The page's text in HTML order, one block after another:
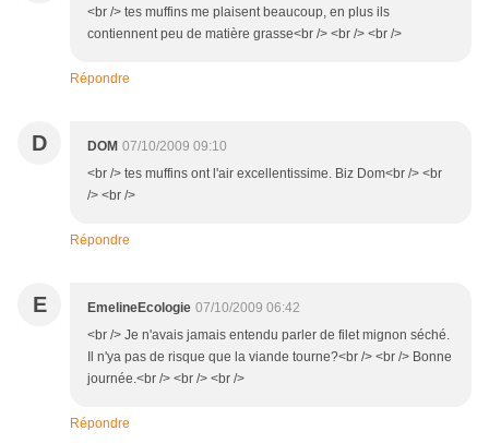
<br /> tes muffins me plaisent beaucoup, en plus ils
contiennent peu de matière grasse<br /> <br /> <br />
Répondre
D DOM 07/10/2009 09:10
<br /> tes muffins ont l'air excellentissime. Biz Dom<br /> <br
/> <br />
Répondre
E EmelineEcologie 07/10/2009 06:42
<br /> Je n'avais jamais entendu parler de filet mignon séché.
Il n'ya pas de risque que la viande tourne?<br /> <br /> Bonne
journée.<br /> <br /> <br />
Répondre